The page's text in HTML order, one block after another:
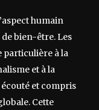
humain
bien-être. Les
à la
et à la
et compris
Cette